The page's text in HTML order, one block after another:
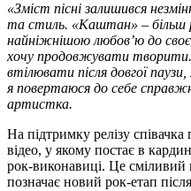
«Зміст пісні залишився
та стиль. «Каштан» – більш
найніжнішою любов’ю до
хочу продовжувати
втілювати після довгої
я повертаюся до себе
артистка.
На підтримку релізу
відео, у якому постає в
рок-виконавиці. Це сміливий
позначає новий рок-етап